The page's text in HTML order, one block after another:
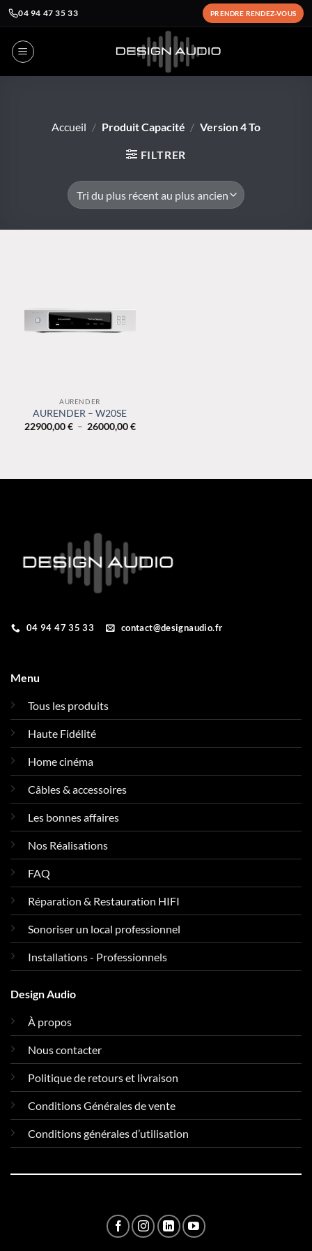
04 94 47 35 33 PRENDRE RENDEZ-VOUS
Accueil / Produit Capacité / Version 4 To
FILTRER
AURENDER
AURENDER – W20SE
22900,00€ – 26000,00€Plage
04 94 47 35 33 contact@designaudio.fr
Menu
Tous les produits
Haute Fidélité
Home cinéma
Câbles & accessoires
Les bonnes affaires
Nos Réalisations
FAQ
Réparation & Restauration HIFI
Sonoriser un local professionnel
Installations - Professionnels
Design Audio
À propos
Nous contacter
Politique de retours et livraison
Conditions Générales de vente
Conditions générales d’utilisation